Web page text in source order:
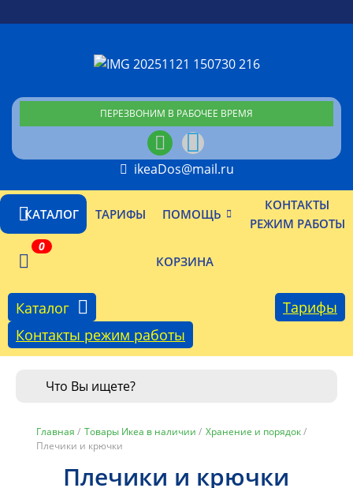
ПЕРЕЗВОНИМ В РАБОЧЕЕ ВРЕМЯ
ikeaDos@mail.ru
КАТАЛОГ ТАРИФЫ ПОМОЩЬ
КОНТАКТЫ
РЕЖИМ РАБОТЫ
КОРЗИНА
0
Каталог
Тарифы
Контакты режим работы
Главная / Товары Икеа в наличии / Хранение и порядок/
Плечики и крючки
Плечики и крючки